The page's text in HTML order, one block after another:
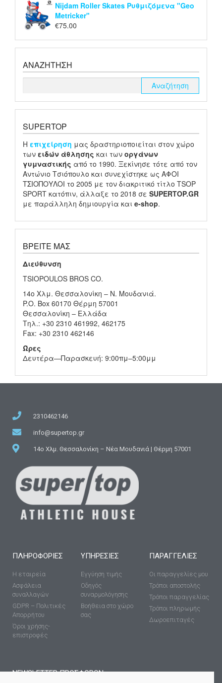
Nijdam Roller Skates Ρυθμιζόμενα "Geo
Metricker"
€75.00
ΑΝΑΖΉΤΗΣΗ
SUPERTOP
H επιχείρηση μας δραστηριοποιείται στον χώρο
των ειδών άθλησης και των οργάνων
γυμναστικής από το 1990. Ξεκίνησε τότε από τον
Αντώνιο Τσιόπουλο και συνεχίστηκε ως ΑΦΟΙ
ΤΣΙΟΠΟΥΛΟΙ το 2005 με τον διακριτικό τίτλο TSOP
SPORT κατόπιν, άλλαξε το 2018 σε SUPERTOP.GR
με παράλληλη δημιουργία και e-shop.
ΒΡΕΊΤΕ ΜΑΣ
Διεύθυνση
TSIOPOULOS BROS CO.
14ο Χλμ. Θεσσαλονίκη – Ν. Μουδανιά.
P.O. Box 60170 Θέρμη 57001
Θεσσαλονίκη – Ελλάδα
Τηλ.: +30 2310 461992, 462175
Fax: +30 2310 462146
Ώρες
Δευτέρα—Παρασκευή: 9:00πμ–5:00μμ
2310462146
info@supertop.gr
14ο Χλμ. Θεσσαλονίκη – Νέα Μουδανιά | Θέρμη 57001
ΠΛΗΡΟΦΟΡΊΕΣ
Η εταιρεία
Ασφάλεια
συναλλαγών
GDPR – Πολιτικές
Απορρήτου
Όροι χρήσης-
επιστροφές
ΥΠΗΡΕΣΊΕΣ
Εγγύηση τιμής
Οδηγός
συναρμολόγησης
Βοήθεια στο χώρο
σας
ΠΑΡΑΓΓΕΛΙΕΣ
Οι παραγγελίες μου
Τρόποι αποστολής
Τρόποι παραγγελίας
Τρόποι πληρωμής
Δωροεπιταγές
NEWSLETTER ΠΡΟΣΦΟΡΩΝ